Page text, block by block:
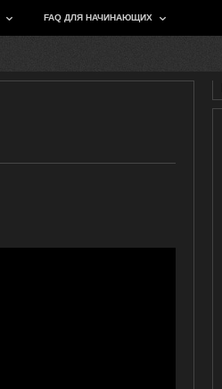
FAQ ДЛЯ НАЧИНАЮЩИХ